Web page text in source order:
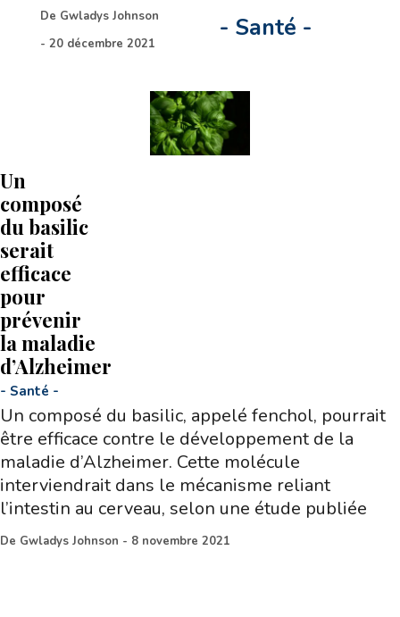
-Santé -
De Gwladys Johnson
- 20 décembre 2021
Un
composé
du basilic
serait
efficace
pour
prévenir
la maladie
d’Alzheimer
- Santé -
Un composé du basilic, appelé fenchol, pourrait
être efficace contre le développement de la
maladie d’Alzheimer. Cette molécule
interviendrait dans le mécanisme reliant
l’intestin au cerveau, selon une étude publiée
De Gwladys Johnson - 8 novembre 2021